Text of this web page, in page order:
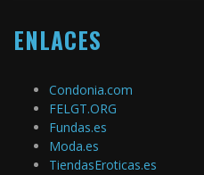
ENLACES
Condonia.com
FELGT.ORG
Fundas.es
Moda.es
TiendasEroticas.es